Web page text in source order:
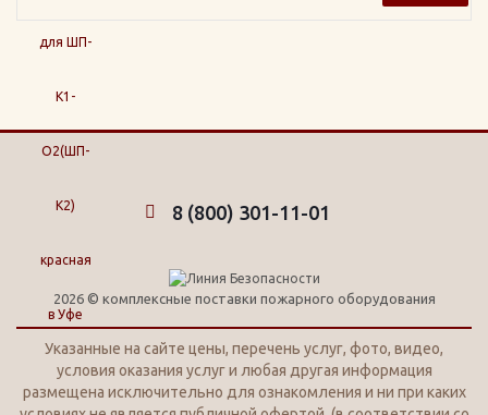
8 (800) 301-11-01
2026 © комплексные поставки пожарного оборудования
Указанные на сайте цены, перечень услуг, фото, видео,
условия оказания услуг и любая другая информация
размещена исключительно для ознакомления и ни при каких